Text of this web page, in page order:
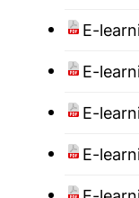
E-
E-
E-
E-